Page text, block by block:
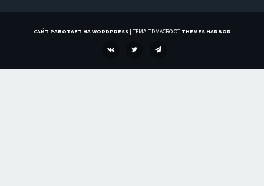
САЙТ РАБОТАЕТ НА WORDPRESS | ТЕМА: TDMACRO ОТ THEMES HARBOR
TWITTER